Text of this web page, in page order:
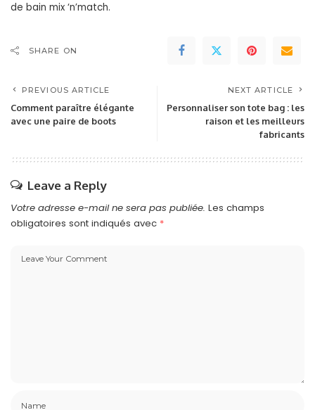
de bain mix ‘n’match.
SHARE ON
PREVIOUS ARTICLE
Comment paraître élégante
avec une paire de boots
NEXT ARTICLE
Personnaliser son tote bag : les
raison et les meilleurs
fabricants
Leave a Reply
Votre adresse e-mail ne sera pas publiée. Les champs
obligatoires sont indiqués avec *